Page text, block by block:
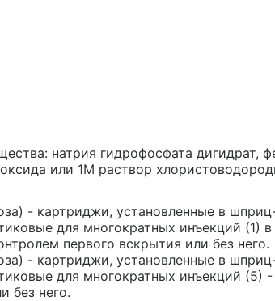
натрия гидрофосфата дигидрат,
или 1М раствор
- картриджи, установленные в
для многократных инъекций (1)
первого вскрытия или без него.
- картриджи, установленные в
для многократных инъекций (5)
без него.